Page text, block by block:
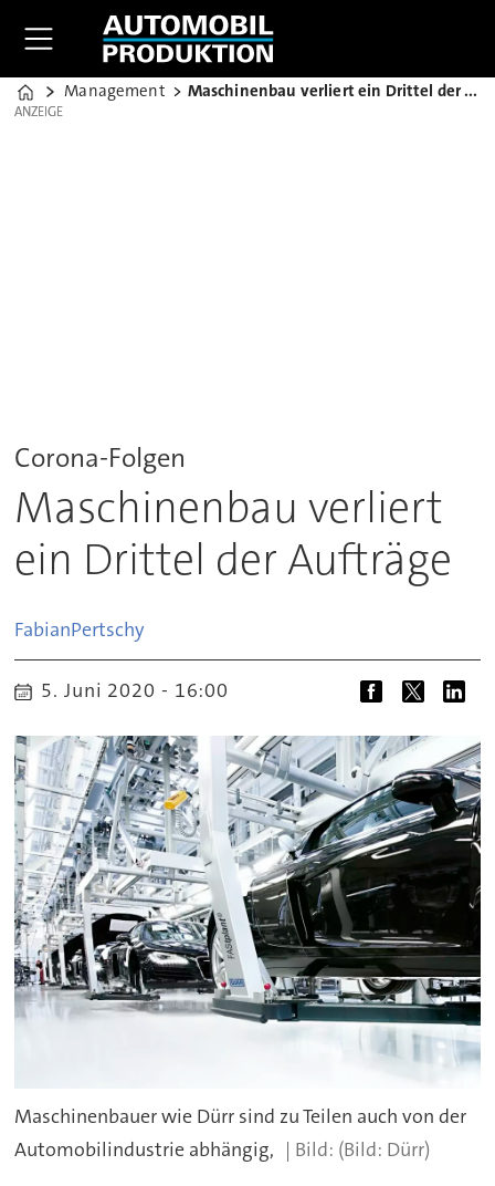
Home
Management Maschinenbau verliert ein Drittel der Aufträge
ANZEIGE
ANZEIGE
Corona-Folgen
Maschinenbau verliert
ein Drittel der Aufträge
FabianPertschy
5. Juni 2020 - 16:00
Maschinenbauer wie Dürr sind zu Teilen auch von der
Automobilindustrie abhängig,
(Bild: Dürr)